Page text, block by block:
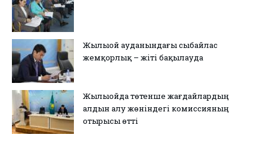
Жылыой ауданындағы сыбайлас
жемқорлық – жіті бақылауда
Жылыойда төтенше жағдайлардың
алдын алу жөніндегі комиссияның
отырысы өтті